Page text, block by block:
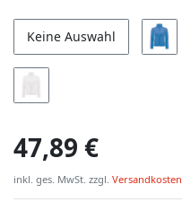
Keine Auswahl
47,89 €
inkl. ges. MwSt. zzgl. Versandkosten